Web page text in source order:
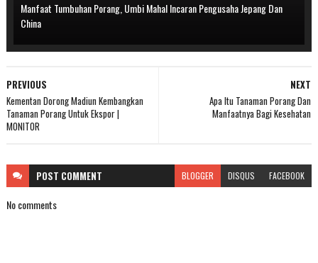
Manfaat Tumbuhan Porang, Umbi Mahal Incaran Pengusaha Jepang Dan
China
NEXT
Apa Itu Tanaman Porang Dan
Manfaatnya Bagi Kesehatan
PREVIOUS
Kementan Dorong Madiun Kembangkan
Tanaman Porang Untuk Ekspor |
MONITOR
POST COMMENT BLOGGER DISQUS FACEBOOK
No comments